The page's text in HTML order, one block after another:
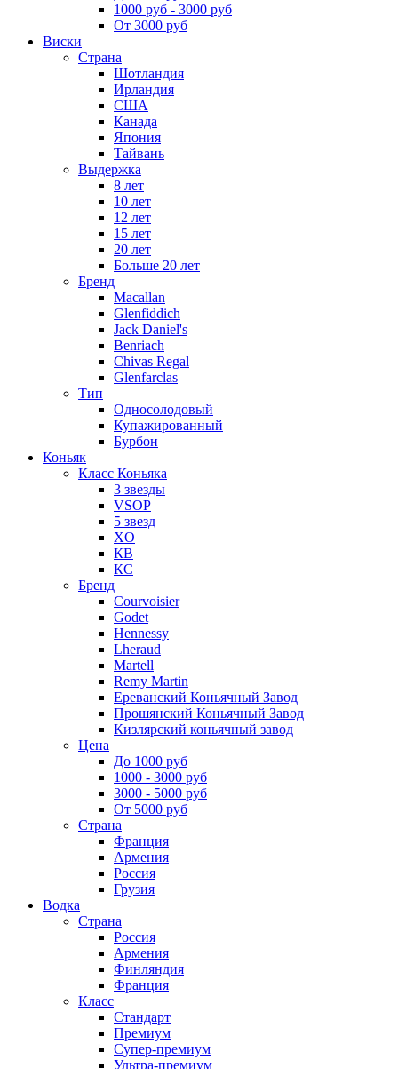
1000 руб - 3000 руб
От 3000 руб
Виски
Страна
Шотландия
Ирландия
США
Канада
Япония
Тайвань
Выдержка
8 лет
10 лет
12 лет
15 лет
20 лет
Больше 20 лет
Бренд
Macallan
Glenfiddich
Jack Daniel's
Benriach
Chivas Regal
Glenfarclas
Тип
Односолодовый
Купажированный
Бурбон
Коньяк
Класс Коньяка
3 звезды
VSOP
5 звезд
XO
КВ
КС
Бренд
Courvoisier
Godet
Hennessy
Lheraud
Martell
Remy Martin
Ереванский Коньячный Завод
Прошянский Коньячный Завод
Кизлярский коньячный завод
Цена
До 1000 руб
1000 - 3000 руб
3000 - 5000 руб
От 5000 руб
Страна
Франция
Армения
Россия
Грузия
Водка
Страна
Россия
Армения
Финляндия
Франция
Класс
Стандарт
Премиум
Супер-премиум
Ультра-премиум